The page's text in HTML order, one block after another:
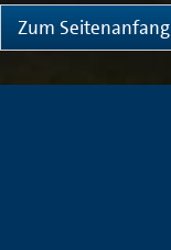
Zum Seitenanfang